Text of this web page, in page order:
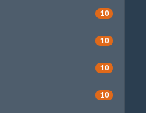
10
10
10
10